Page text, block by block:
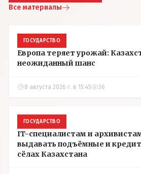
Все материалы
ГОСУДАРСТВО
Европа теряет урожай:
неожиданный шанс
8 августа 2026 г. в 15:45 36
ГОСУДАРСТВО
IT-специалистам и
выдавать подъёмные и
сёлах Казахстана